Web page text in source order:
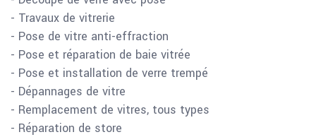
- Travaux de vitrerie
- Pose de vitre anti-effraction
- Pose et réparation de baie vitrée
- Pose et installation de verre trempé
- Dépannages de vitre
- Remplacement de vitres, tous types
- Réparation de store